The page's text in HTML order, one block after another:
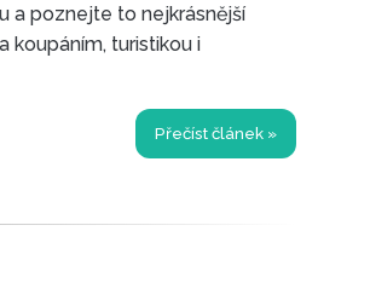
a poznejte to nejkrásnější
koupáním, turistikou i
Přečíst článek »